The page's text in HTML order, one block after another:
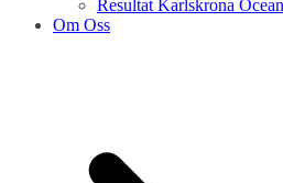
Resultat Karlskrona
Om Oss